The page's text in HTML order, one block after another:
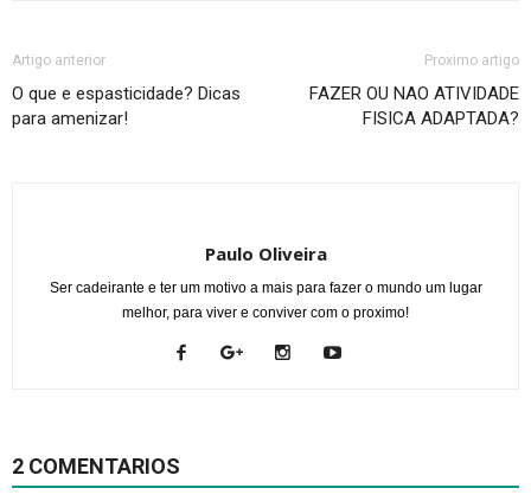
Artigo anterior
O que e espasticidade? Dicas
para amenizar!
Proximo artigo
FAZER OU NAO ATIVIDADE
FISICA ADAPTADA?
Paulo Oliveira
Ser cadeirante e ter um motivo a mais para fazer o mundo um lugar
melhor, para viver e conviver com o proximo!
2 COMENTARIOS